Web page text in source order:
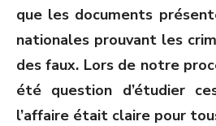
que les documents
nationales prouvant les
des faux. Lors de notre
été question d’étudier
l’affaire était claire pour